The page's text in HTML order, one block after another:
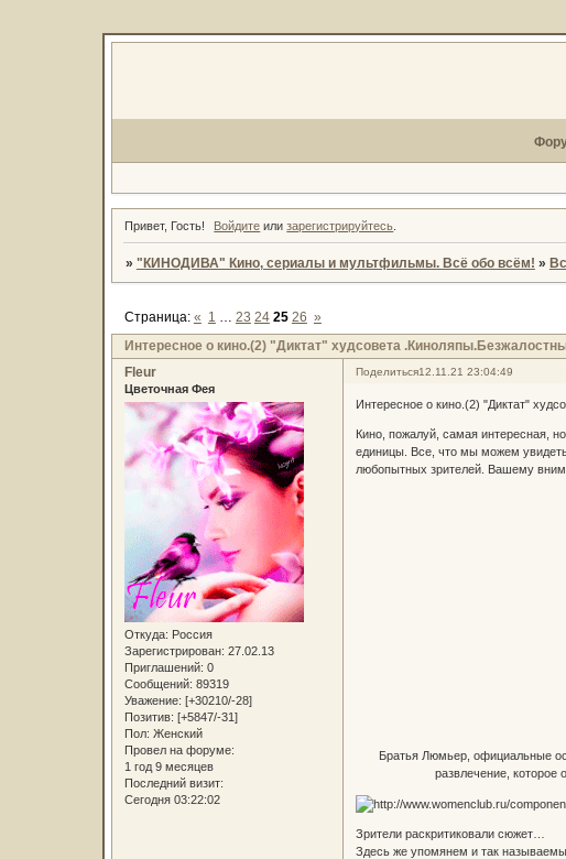
Привет, Гость! Войдите илизарегистрируйтесь
» "КИНОДИВА" Кино, сериалы и мультфильмы. Всё обо всём! »
Интересное о кино.(2) "Диктат" худсовета
Страница: « 1 … 23 24 25 26 »
Поделиться12.11.21 23:04:49
Fleur
Цветочная Фея
Откуда: Россия
Зарегистрирован: 27.02.13
Приглашений: 0
Сообщений: 89319
Уважение: [+30210/-28]
Позитив: [+5847/-31]
Пол: Женский
Провел на форуме:
1 год 9 месяцев
Последний визит:
Сегодня 03:22:02
Интересное о кино.(2) "Диктат"
Кино, пожалуй, самая интересная,
единицы. Все, что мы можем
любопытных зрителей. Вашему
Братья Люмьер, официальные
развлечение, которое
Зрители раскритиковали сюжет…
Здесь же упомянем и так